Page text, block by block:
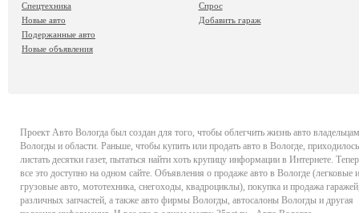
Спецтехника
Новые авто
Подержанные авто
Новые объявления
Спрос
Добавить гараж
Проект Авто Вологда был создан для того, чтобы облегчить жизнь авто владельцам
Вологды и области. Раньше, чтобы купить или продать авто в Вологде, приходилось
листать десятки газет, пытаться найти хоть крупицу информации в Интернете.
все это доступно на одном сайте. Объявления о продаже авто в Вологде (легковые и
грузовые авто, мототехника, снегоходы, квадроциклы), покупка и продажа
различных запчастей, а также авто фирмы Вологды, автосалоны Вологды и другая